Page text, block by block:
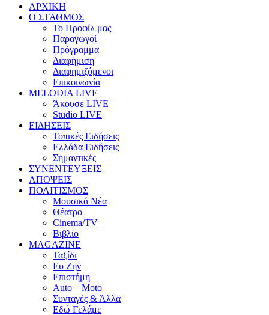
ΑΡΧΙΚΗ
Ο ΣΤΑΘΜΟΣ
Το Προφίλ μας
Παραγωγοί
Πρόγραμμα
Διαφήμιση
Διαφημιζόμενοι
Επικοινωνία
MELODIA LIVE
Άκουσε LIVE
Studio LIVE
ΕΙΔΗΣΕΙΣ
Τοπικές Ειδήσεις
Ελλάδα Ειδήσεις
Σημαντικές
ΣΥΝΕΝΤΕΥΞΕΙΣ
ΑΠΟΨΕΙΣ
ΠΟΛΙΤΙΣΜΟΣ
Μουσικά Νέα
Θέατρο
Cinema/TV
Βιβλίο
MAGAZINE
Ταξίδι
Ευ Ζην
Επιστήμη
Auto – Moto
Συνταγές & Άλλα
Εδώ Γελάμε